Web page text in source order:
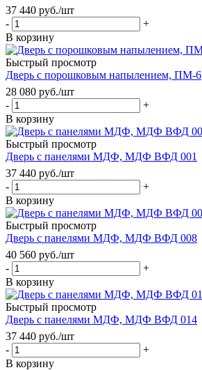
37 440 руб./шт
-
+
В корзину
Быстрый просмотр
Дверь с порошковым напылением, ПМ-6
28 080 руб./шт
-
+
В корзину
Быстрый просмотр
Дверь с панелями МДФ, МДФ ВФД 001
37 440 руб./шт
-
+
В корзину
Быстрый просмотр
Дверь с панелями МДФ, МДФ ВФД 008
40 560 руб./шт
-
+
В корзину
Быстрый просмотр
Дверь с панелями МДФ, МДФ ВФД 014
37 440 руб./шт
-
+
В корзину